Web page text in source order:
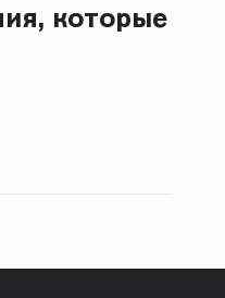
которые